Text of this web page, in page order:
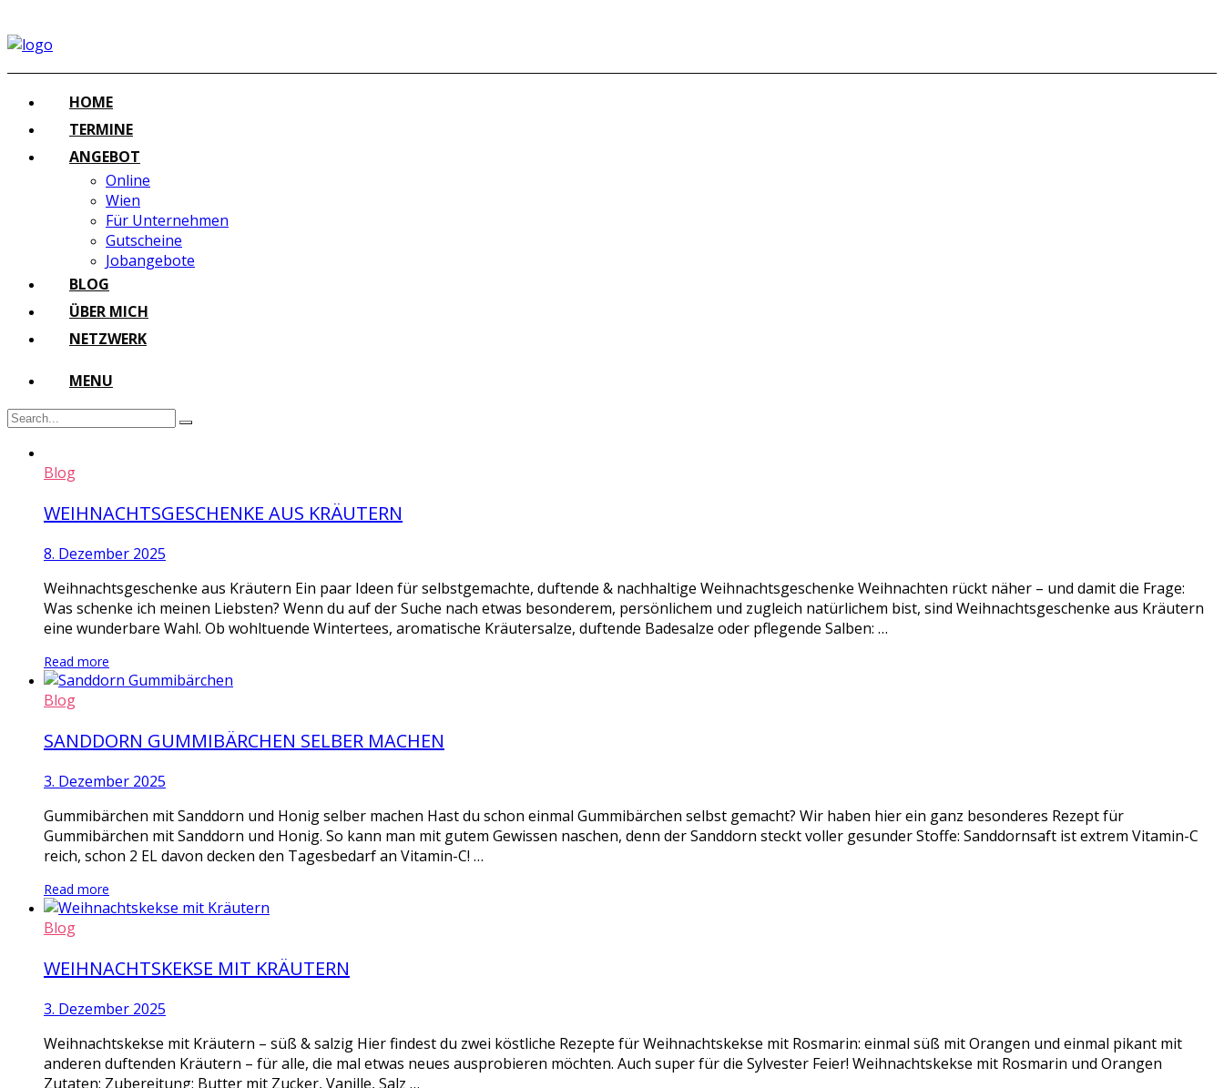
HOME
TERMINE
ANGEBOT
Online
Wien
Für Unternehmen
Gutscheine
Jobangebote
BLOG
ÜBER MICH
NETZWERK
MENU
Blog
WEIHNACHTSGESCHENKE AUS KRÄUTERN
8. Dezember 2025
Weihnachtsgeschenke aus Kräutern Ein paar Ideen für selbstgemachte, duftende & nachhaltige Weihnachtsgeschenke Weihnachten rückt näher – und damit die Frage:
Was schenke ich meinen Liebsten? Wenn du auf der Suche nach etwas besonderem, persönlichem und zugleich natürlichem bist, sind Weihnachtsgeschenke aus Kräutern
eine wunderbare Wahl. Ob wohltuende Wintertees, aromatische Kräutersalze, duftende Badesalze oder pflegende Salben: …
Read more
Blog
SANDDORN GUMMIBÄRCHEN SELBER MACHEN
3. Dezember 2025
Gummibärchen mit Sanddorn und Honig selber machen Hast du schon einmal Gummibärchen selbst gemacht? Wir haben hier ein ganz besonderes Rezept für
Gummibärchen mit Sanddorn und Honig. So kann man mit gutem Gewissen naschen, denn der Sanddorn steckt voller gesunder Stoffe: Sanddornsaft ist extrem Vitamin-C
reich, schon 2 EL davon decken den Tagesbedarf an Vitamin-C! …
Read more
Blog
WEIHNACHTSKEKSE MIT KRÄUTERN
3. Dezember 2025
Weihnachtskekse mit Kräutern – süß & salzig Hier findest du zwei köstliche Rezepte für Weihnachtskekse mit Rosmarin: einmal süß mit Orangen und einmal pikant mit
anderen duftenden Kräutern – für alle, die mal etwas neues ausprobieren möchten. Auch super für die Sylvester Feier! Weihnachtskekse mit Rosmarin und Orangen
Zutaten: Zubereitung: Butter mit Zucker, Vanille, Salz …